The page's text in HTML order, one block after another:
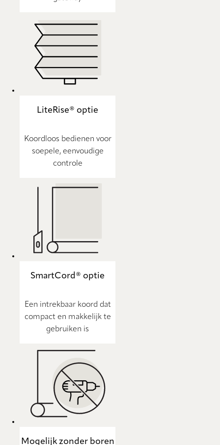
LiteRise® optie
Koordloos bedienen voor
soepele, eenvoudige
controle
SmartCord® optie
Een intrekbaar koord dat
compact en makkelijk te
gebruiken is
Mogelijk zonder boren